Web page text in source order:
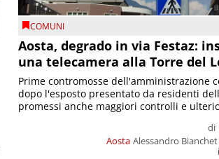
COMUNI
Aosta, degrado in via Festaz:
una telecamera alla Torre del
Aosta
di
Alessandro Bianchet
Prime contromosse dell'amministrazione
dopo l'esposto presentato da residenti
promessi anche maggiori controlli e